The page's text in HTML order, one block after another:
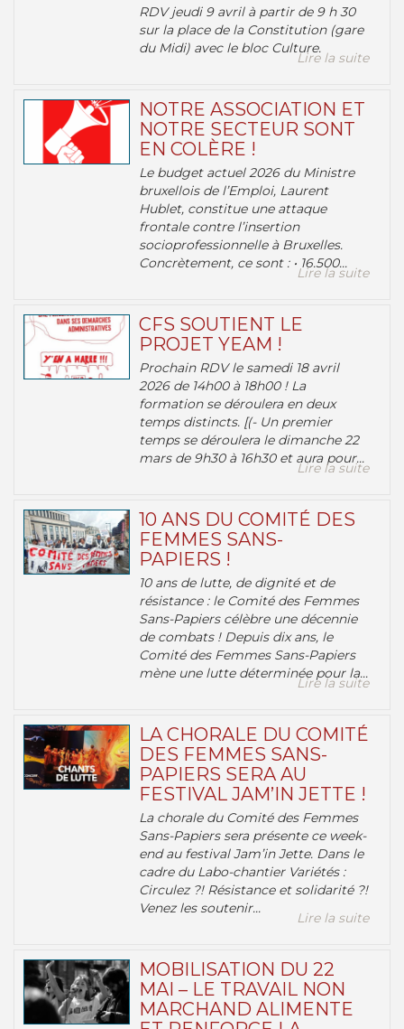
RDV jeudi 9 avril à partir de 9 h 30
sur la place de la Constitution (gare
du Midi) avec le bloc Culture.
Lire la suite
NOTRE ASSOCIATION ET
NOTRE SECTEUR SONT
EN COLÈRE !
Le budget actuel 2026 du Ministre
bruxellois de l’Emploi, Laurent
Hublet, constitue une attaque
frontale contre l’insertion
socioprofessionnelle à Bruxelles.
Concrètement, ce sont : • 16.500...
Lire la suite
CFS SOUTIENT LE
PROJET YEAM !
Prochain RDV le samedi 18 avril
2026 de 14h00 à 18h00 ! La
formation se déroulera en deux
temps distincts. [(- Un premier
temps se déroulera le dimanche 22
mars de 9h30 à 16h30 et aura pour...
Lire la suite
10 ANS DU COMITÉ DES
FEMMES SANS-
PAPIERS !
10 ans de lutte, de dignité et de
résistance : le Comité des Femmes
Sans-Papiers célèbre une décennie
de combats ! Depuis dix ans, le
Comité des Femmes Sans-Papiers
mène une lutte déterminée pour la...
Lire la suite
LA CHORALE DU COMITÉ
DES FEMMES SANS-
PAPIERS SERA AU
FESTIVAL JAM’IN JETTE !
La chorale du Comité des Femmes
Sans-Papiers sera présente ce week-
end au festival Jam’in Jette. Dans le
cadre du Labo-chantier Variétés :
Circulez ?! Résistance et solidarité ?!
Venez les soutenir...
Lire la suite
MOBILISATION DU 22
MAI – LE TRAVAIL NON
MARCHAND ALIMENTE